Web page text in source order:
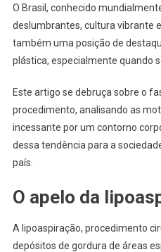
O Brasil, conhecido
deslumbrantes, cultura vibrante
também uma posição de
plástica, especialmente quando
Este artigo se debruça sobre o
procedimento, analisando as
incessante por um contorno
dessa tendência para a
país.
O apelo da
A lipoaspiração, procedimento
depósitos de gordura de áreas